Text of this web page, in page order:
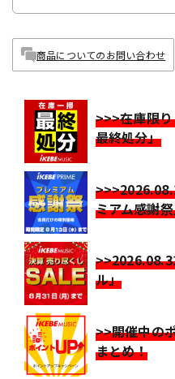
商品についてのお問い合わせ
>>>在庫限
最終処分」
ミアム感謝
ル」
>>開催中の
まとめ！